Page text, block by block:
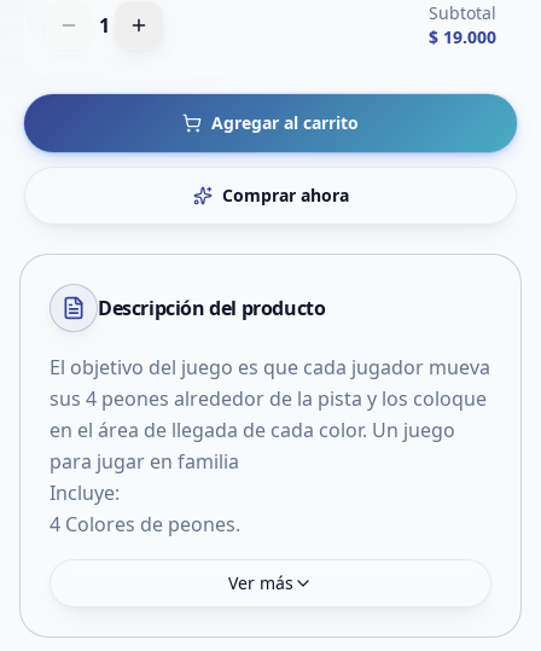
1
Subtotal
$ 19.000
Agregar al carrito
Comprar ahora
Descripción del producto
El objetivo del juego es que cada jugador mueva
sus 4 peones alrededor de la pista y los coloque
en el área de llegada de cada color. Un juego
para jugar en familia
Incluye:
4 Colores de peones.
Ver más